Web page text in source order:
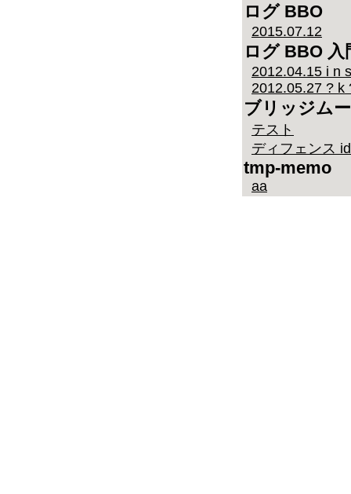
ログ BBO
2015.07.12
ログ BBO 入
2012.04.15 i n
2012.05.27 ? k
ブリッジム
テスト
ディフェンス
tmp-memo
aa